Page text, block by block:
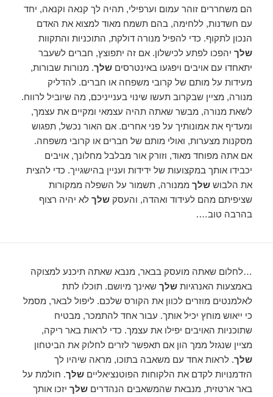
הם משחררים זוהר עמום וערפילי, תהיה לך קנאה וקנאה, יחד
עם חשדנות, ללחימה, בהם תשמח מאוד למצוא את האדם
הנכון לתקוף. כדי להפיל מנורה דולקת, התוכניות והתקוות
שלך יהפכו לפתע לכישלון. אם זה יתפוצץ, חברים לשעבר
יתאחדו עם אויבים ויפגעו באינטרסיםשלך. מנורות שבורות,
מעידות על מותם של קרובי משפחה או חברים. להדליק
מנורה, מציין שבקרוב תעשו שינוי בענייניכם, מה שיוביל לרווח.
לשאת מנורה, מבשר שאתה תהיה עצמאי ומקיים את עצמך,
ומעדיף את אמונותיך על פני אחרים. אם האור נכשל, תפגוש
מסקנות מצערות, ואולי מותם של חברים או קרובי משפחה.
אם אתה מפוחד מאוד, וזורק אור מבלבל מחלונך, אויבים
יכבידו אותך במקצועות של ידידות ועניין בהישגייך. כדי להצית
את הלבוששלך ממנורה, תשמור על השפלה ממקורות
שציפיתם מהם לעידוד ואהדה, והעסקשלך לא יהיה רצוף
בהרבה טוב….
…לחלום שאתה מועסק בבאר, מנבא שאתה תיכנע למצוקה
באמצעות האנרגיותשלך שאינך מיושם. תוכלו לתת
לאלמנטים מוזרים לכוון את הקורס שלכם. ליפול לבאר, מסמל
כי ייאוש מוחץ יכיל אותך. עבור אחד להתמכר, מבטיח
שתוכניות האויבים יפילו את עצמך. כדי לראות באר ריקה,
מציין שנגזל ממך הון אם תאפשר לזרים לחלוק את הביטחון
שלך. לראות אחד עם משאבה בתוכו, מראה שיהיו לך
הזדמנויות לקדם את הלקוחות הפוטנציאלייםשלך. חולמת על
באר ארטזית, מנבאת שהמשאבים הנהדריםשלך יזכו אותך